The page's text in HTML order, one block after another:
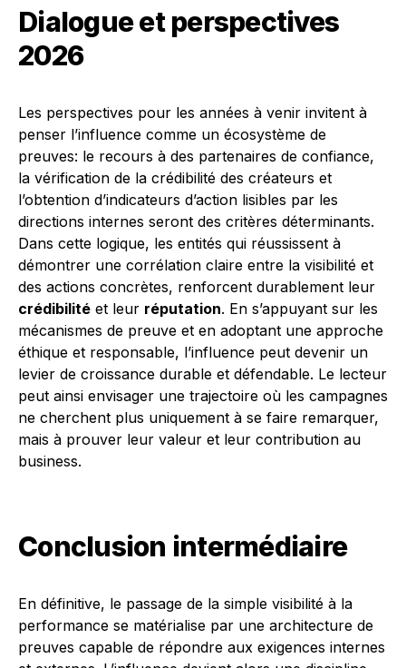
Dialogue et perspectives
2026
Les perspectives pour les années à venir invitent à
penser l’influence comme un écosystème de
preuves: le recours à des partenaires de confiance,
la vérification de la crédibilité des créateurs et
l’obtention d’indicateurs d’action lisibles par les
directions internes seront des critères déterminants.
Dans cette logique, les entités qui réussissent à
démontrer une corrélation claire entre la visibilité et
des actions concrètes, renforcent durablement leur
crédibilité et leur réputation. En s’appuyant sur les
mécanismes de preuve et en adoptant une approche
éthique et responsable, l’influence peut devenir un
levier de croissance durable et défendable. Le lecteur
peut ainsi envisager une trajectoire où les campagnes
ne cherchent plus uniquement à se faire remarquer,
mais à prouver leur valeur et leur contribution au
business.
Conclusion intermédiaire
En définitive, le passage de la simple visibilité à la
performance se matérialise par une architecture de
preuves capable de répondre aux exigences internes